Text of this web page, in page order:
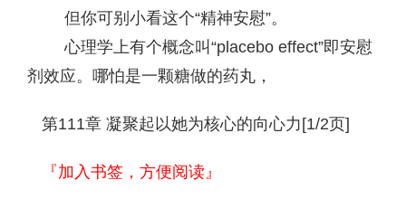
但你可别小看这个“精神安慰”。
心理学上有个概念叫“placebo effect”即安慰
剂效应。哪怕是一颗糖做的药丸，
第111章 凝聚起以她为核心的向心力[1/2页]
『加入书签，方便阅读』